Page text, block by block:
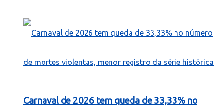
Carnaval de 2026 tem queda de 33,33% no